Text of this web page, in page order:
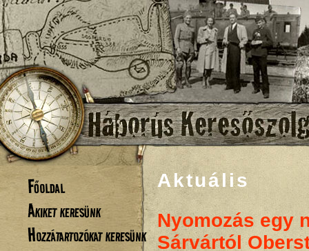
Főoldal
Akiket keresünk
Hozzátartozókat keresünk
Aktuális
Nyomozás egy
Sárvártól